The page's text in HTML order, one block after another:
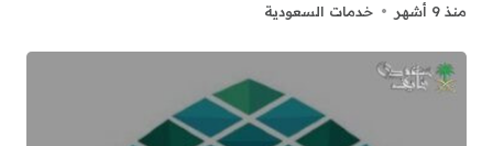
منذ 9 أشهر خدمات السعودية